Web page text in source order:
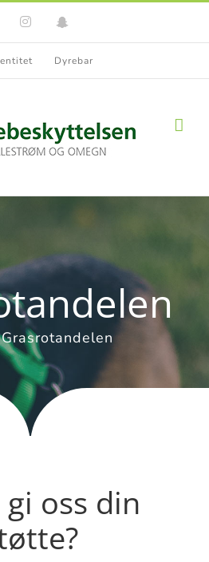
FacebookInstagram
Snapchat
Dyrebar
Grasrotandelen
oss din